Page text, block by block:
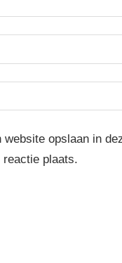
opslaan in
reactie plaats.